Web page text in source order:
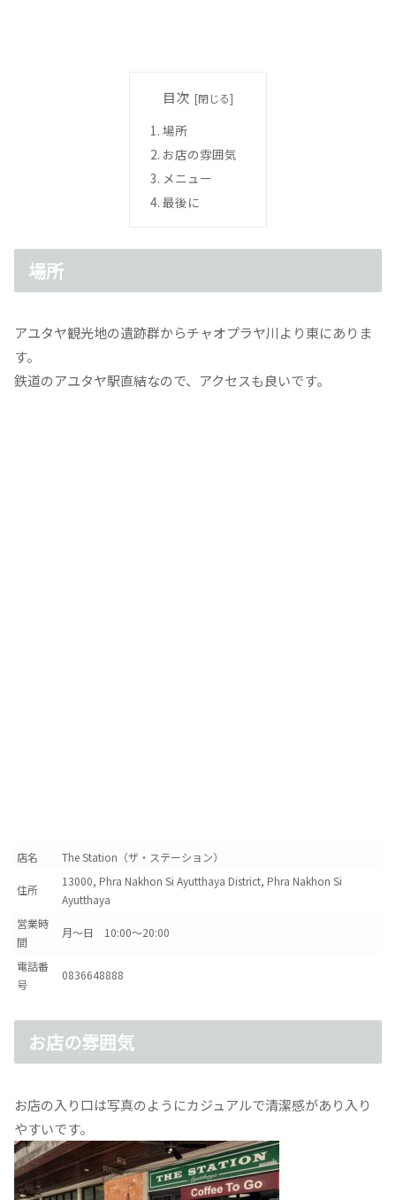
目次
場所
お店の雰囲気
メニュー
最後に
場所
アユタヤ観光地の遺跡群からチャオプラヤ川より東にありま
す。
鉄道のアユタヤ駅直結なので、アクセスも良いです。
店名 The Station（ザ・ステーション）
住所
13000, Phra Nakhon Si Ayutthaya District, Phra Nakhon Si
Ayutthaya
営業時
間
月〜日 10:00〜20:00
電話番
号
0836648888
お店の雰囲気
お店の入り口は写真のようにカジュアルで清潔感があり入り
やすいです。